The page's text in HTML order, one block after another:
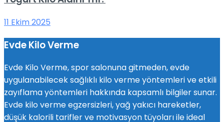
11 Ekim 2025
Evde Kilo Verme
Evde Kilo Verme, spor salonuna gitmeden, evde
uygulanabilecek sağlıklı kilo verme yöntemleri ve etkili
zayıflama yöntemleri hakkında kapsamlı bilgiler sunar.
Evde kilo verme egzersizleri, yağ yakıcı hareketler,
düşük kalorili tarifler ve motivasyon tüyoları ile ideal